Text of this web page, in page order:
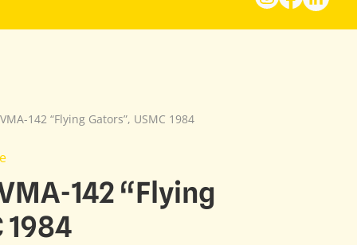
142 “Flying Gators”, USMC 1984
142 “Flying
1984